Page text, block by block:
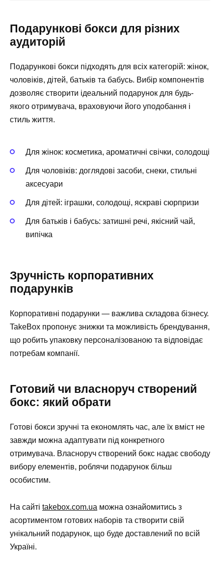
Подарункові бокси для різних
аудиторій
Подарункові бокси підходять для всіх категорій: жінок,
чоловіків, дітей, батьків та бабусь. Вибір компонентів
дозволяє створити ідеальний подарунок для будь-
якого отримувача, враховуючи його уподобання і
стиль життя.
Для жінок: косметика, ароматичні свічки, солодощі
Для чоловіків: доглядові засоби, снеки, стильні
аксесуари
Для дітей: іграшки, солодощі, яскраві сюрпризи
Для батьків і бабусь: затишні речі, якісний чай,
випічка
Зручність корпоративних
подарунків
Корпоративні подарунки — важлива складова бізнесу.
TakeBox пропонує знижки та можливість брендування,
що робить упаковку персоналізованою та відповідає
потребам компанії.
Готовий чи власноруч створений
бокс: який обрати
Готові бокси зручні та економлять час, але їх вміст не
завжди можна адаптувати під конкретного
отримувача. Власноруч створений бокс надає свободу
вибору елементів, роблячи подарунок більш
особистим.
На сайті takebox.com.ua можна ознайомитись з
асортиментом готових наборів та створити свій
унікальний подарунок, що буде доставлений по всій
Україні.